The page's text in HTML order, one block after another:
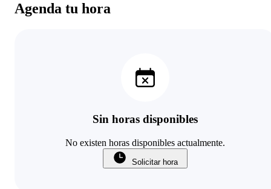
Agenda tu hora
Sin horas disponibles
No existen horas disponibles actualmente.
Solicitar hora